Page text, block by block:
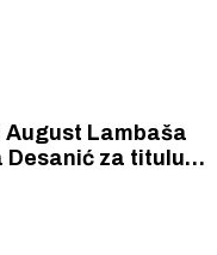
August Lambaša
za titulu